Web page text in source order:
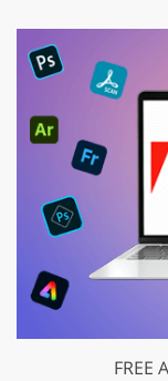
FREE